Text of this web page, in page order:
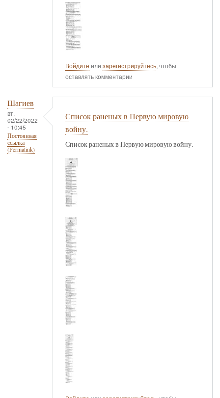
Войдите или зарегистрируйтесь, чтобы
оставлять комментарии
Шагиев
вт,
02/22/2022
- 10:45
Постоянная
ссылка
(Permalink)
Список раненых в Первую мировую
войну.
Список раненых в Первую мировую войну.